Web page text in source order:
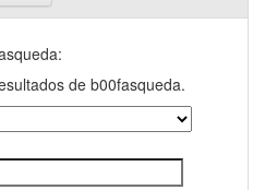
de b00fasqueda.